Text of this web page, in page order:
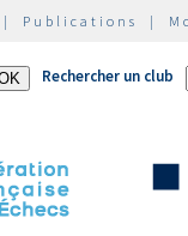
| Publications |
Rechercher un club